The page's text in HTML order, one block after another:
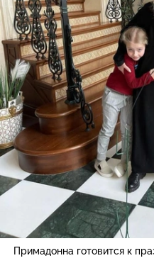
Примадонна готовится к